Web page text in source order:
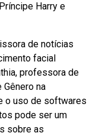
Harry e
de notícias
facial
professora de
na
o uso de softwares
pode ser um
sobre as